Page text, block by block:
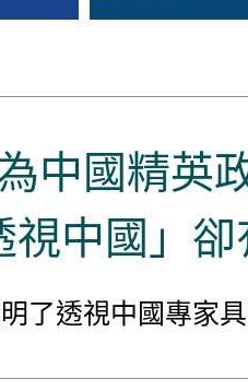
中國精英
視中國」
了透視中國專家